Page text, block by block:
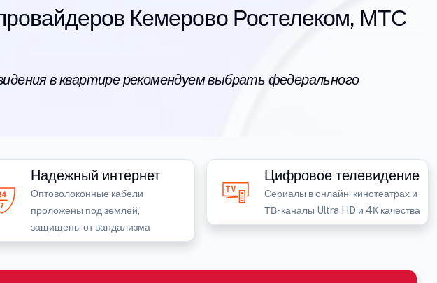
Кемерово Ростелеком, МТС
в квартире рекомендуем выбрать федерального
Надежный интернет
Оптоволоконные кабели
проложены под землей,
защищены от вандализма
Цифровое телевидение
Сериалы в онлайн-кинотеатрах и
ТВ-каналы Ultra HD и 4К качества